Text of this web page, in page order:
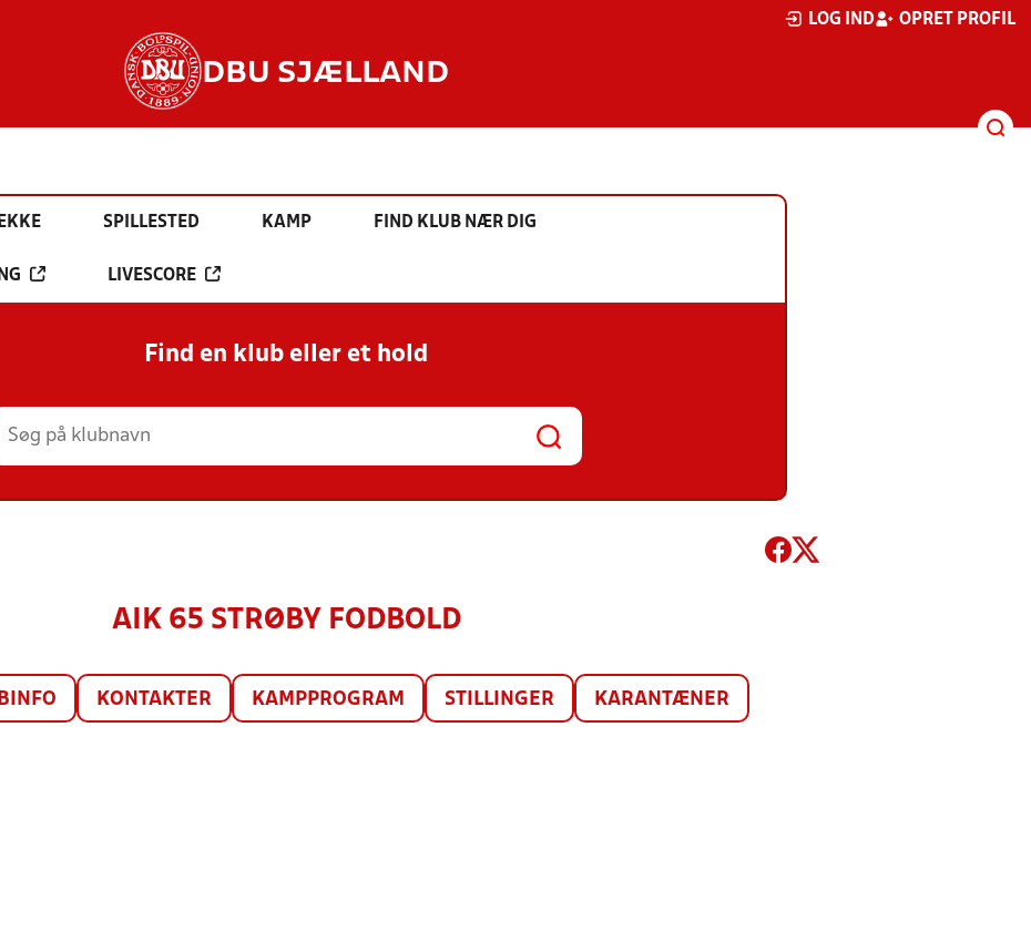
LOG IND OPRET PROFIL
DBU SJÆLLAND
SPILLESTED KAMP FIND KLUB NÆR DIG
LIVESCORE
Find en klub eller et hold
AIK 65 STRØBY FODBOLD
KONTAKTER KAMPPROGRAM STILLINGER KARANTÆNER